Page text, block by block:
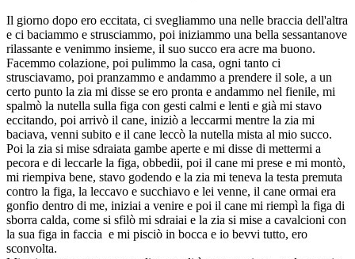
Il giorno dopo ero eccitata, ci svegliammo una nelle braccia dell'altra
e ci baciammo e strusciammo, poi iniziammo una bella sessantanove
rilassante e venimmo insieme, il suo succo era acre ma buono.
Facemmo colazione, poi pulimmo la casa, ogni tanto ci
strusciavamo, poi pranzammo e andammo a prendere il sole, a un
certo punto la zia mi disse se ero pronta e andammo nel fienile, mi
spalmò la nutella sulla figa con gesti calmi e lenti e già mi stavo
eccitando, poi arrivò il cane, iniziò a leccarmi mentre la zia mi
baciava, venni subito e il cane leccò la nutella mista al mio succo.
Poi la zia si mise sdraiata gambe aperte e mi disse di mettermi a
pecora e di leccarle la figa, obbedii, poi il cane mi prese e mi montò,
mi riempiva bene, stavo godendo e la zia mi teneva la testa premuta
contro la figa, la leccavo e succhiavo e lei venne, il cane ormai era
gonfio dentro di me, iniziai a venire e poi il cane mi riempì la figa di
sborra calda, come si sfilò mi sdraiai e la zia si mise a cavalcioni con
la sua figa in faccia e mi pisciò in bocca e io bevvi tutto, ero
sconvolta.